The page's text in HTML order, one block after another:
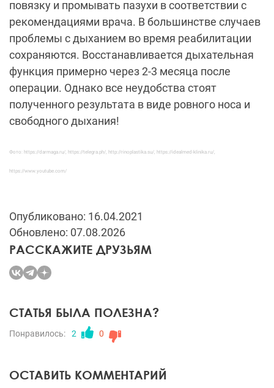
повязку и промывать пазухи в соответствии с
рекомендациями врача. В большинстве случаев
проблемы с дыханием во время реабилитации
сохраняются. Восстанавливается дыхательная
функция примерно через 2-3 месяца после
операции. Однако все неудобства стоят
полученного результата в виде ровного носа и
свободного дыхания!
Фото: https://darmaga.ru/, https://telegra.ph/, http://rinoplastika.su/, https://idealmed-klinika.ru/,
https://www.youtube.com/
Опубликовано: 16.04.2021
Обновлено: 07.08.2026
РАССКАЖИТЕ ДРУЗЬЯМ
СТАТЬЯ БЫЛА ПОЛЕЗНА?
Понравилось: 2 0
ОСТАВИТЬ КОММЕНТАРИЙ